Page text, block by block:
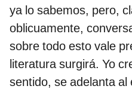
ya lo sabemos, pero,
oblicuamente,
sobre todo esto vale
literatura surgirá. Yo
sentido, se adelanta